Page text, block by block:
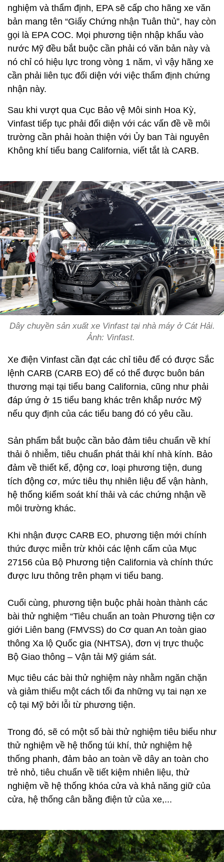
nghiệm và thẩm định, EPA sẽ cấp cho hãng xe văn
bản mang tên “Giấy Chứng nhận Tuân thủ”, hay còn
gọi là EPA COC. Mọi phương tiện nhập khẩu vào
nước Mỹ đều bắt buộc cần phải có văn bản này và
nó chỉ có hiệu lực trong vòng 1 năm, vì vậy hãng xe
cần phải liên tục đối diện với việc thẩm định chứng
nhận này.
Sau khi vượt qua Cục Bảo vệ Môi sinh Hoa Kỳ,
Vinfast tiếp tục phải đối diện với các vấn đề về môi
trường cần phải hoàn thiện với Ủy ban Tài nguyên
Không khí tiểu bang California, viết tắt là CARB.
Dây chuyền sản xuất xe Vinfast tại nhà máy ở Cát Hải.
Ảnh: Vinfast.
Xe điện Vinfast cần đạt các chỉ tiêu để có được Sắc
lệnh CARB (CARB EO) để có thể được buôn bán
thương mại tại tiểu bang California, cũng như phải
đáp ứng ở 15 tiểu bang khác trên khắp nước Mỹ
nếu quy định của các tiểu bang đó có yêu cầu.
Sản phẩm bắt buộc cần bảo đảm tiêu chuẩn về khí
thải ô nhiễm, tiêu chuẩn phát thải khí nhà kính. Bảo
đảm về thiết kế, động cơ, loại phương tiện, dung
tích động cơ, mức tiêu thụ nhiên liệu để vận hành,
hệ thống kiểm soát khí thải và các chứng nhận về
môi trường khác.
Khi nhận được CARB EO, phương tiện mới chính
thức được miễn trừ khỏi các lệnh cấm của Mục
27156 của Bộ Phương tiện California và chính thức
được lưu thông trên phạm vi tiểu bang.
Cuối cùng, phương tiện buộc phải hoàn thành các
bài thử nghiệm “Tiêu chuẩn an toàn Phương tiện cơ
giới Liên bang (FMVSS) do Cơ quan An toàn giao
thông Xa lộ Quốc gia (NHTSA), đơn vị trực thuộc
Bộ Giao thông – Vận tải Mỹ giám sát.
Mục tiêu các bài thử nghiệm này nhằm ngăn chặn
và giảm thiểu một cách tối đa những vụ tai nạn xe
cộ tại Mỹ bởi lỗi từ phương tiện.
Trong đó, sẽ có một số bài thử nghiệm tiêu biểu như
thử nghiệm về hệ thống túi khí, thử nghiệm hệ
thống phanh, đảm bảo an toàn về dây an toàn cho
trẻ nhỏ, tiêu chuẩn về tiết kiệm nhiên liệu, thử
nghiệm về hệ thống khóa cửa và khả năng giữ của
cửa, hệ thống cân bằng điện tử của xe,...